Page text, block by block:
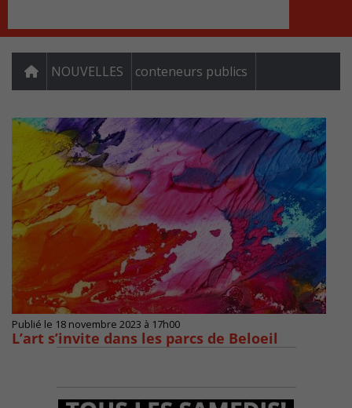
NOUVELLES conteneurs publics
Publié le 18 novembre 2023 à 17h00
L’art s’invite dans les parcs de Beloeil